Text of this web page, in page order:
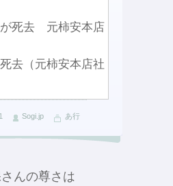
が死去 元柿安本店
去（元柿安本店社
Sogi.jp あ行
んの尊さは